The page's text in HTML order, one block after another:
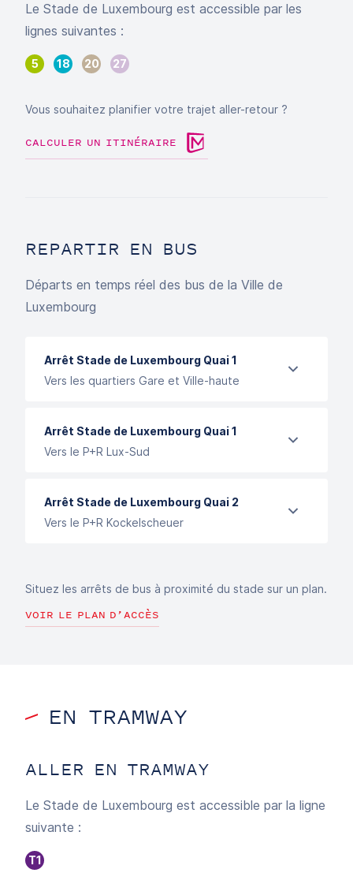
Le Stade de Luxembourg est accessible par les
lignes suivantes :
5 18 20 27
Vous souhaitez planifier votre trajet aller-retour ?
CALCULER UN ITINÉRAIRE
REPARTIR EN BUS
Départs en temps réel des bus de la Ville de
Luxembourg
Arrêt Stade de Luxembourg Quai 1
Vers les quartiers Gare et Ville-haute
Arrêt Stade de Luxembourg Quai 1
Vers le P+R Lux-Sud
Arrêt Stade de Luxembourg Quai 2
Vers le P+R Kockelscheuer
Situez les arrêts de bus à proximité du stade sur un plan.
VOIR LE PLAN D’ACCÈS
EN TRAMWAY
ALLER EN TRAMWAY
Le Stade de Luxembourg est accessible par la ligne
suivante :
T1